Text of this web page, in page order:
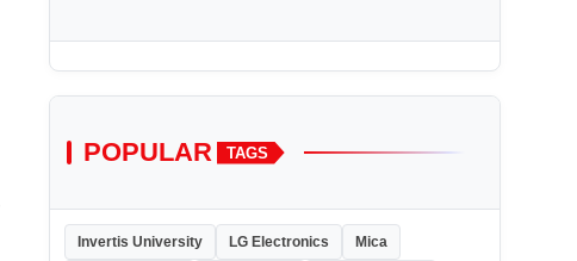
POPULAR TAGS
Invertis University LG Electronics Mica